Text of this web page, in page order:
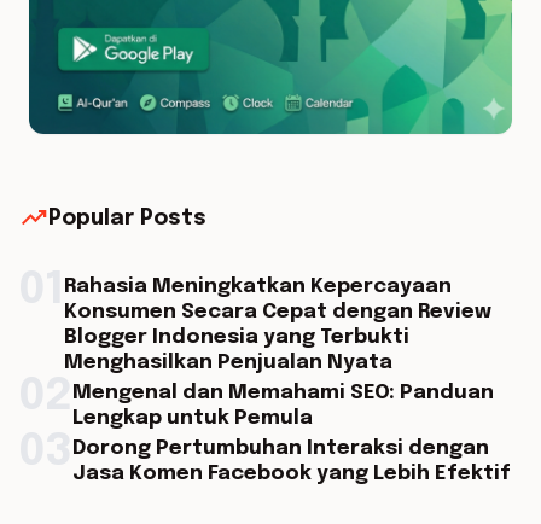
trending_up Popular Posts
Rahasia Meningkatkan Kepercayaan
Konsumen Secara Cepat dengan Review
Blogger Indonesia yang Terbukti
Menghasilkan Penjualan Nyata
Mengenal dan Memahami SEO: Panduan
Lengkap untuk Pemula
Dorong Pertumbuhan Interaksi dengan
Jasa Komen Facebook yang Lebih Efektif